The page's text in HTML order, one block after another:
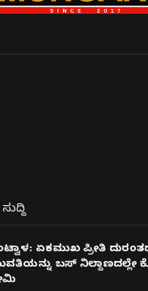
ಏಕಮುಖ ಪ್ರೀತಿ
ಬಸ್ ನಿಲ್ದಾಣದಲ್ಲೇ